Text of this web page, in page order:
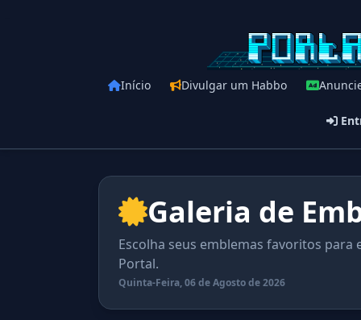
Início Divulgar um Habbo
Galeria de
Escolha seus emblemas favoritos para
Portal.
Quinta-Feira, 06 de Agosto de 2026